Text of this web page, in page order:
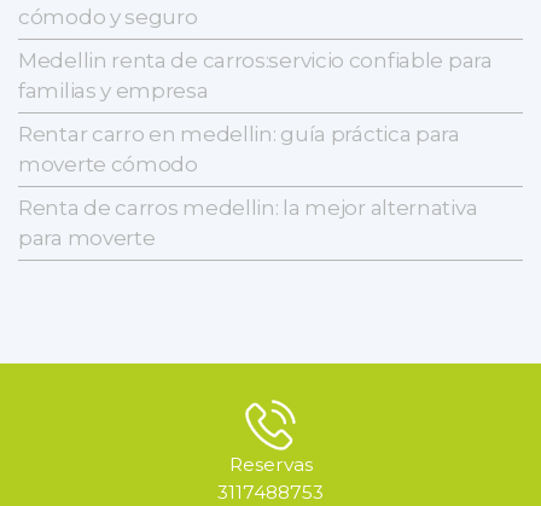
cómodo y seguro
Medellin renta de carros:servicio confiable para
familias y empresa
Rentar carro en medellin: guía práctica para
moverte cómodo
Renta de carros medellin: la mejor alternativa
para moverte
Reservas
3117488753